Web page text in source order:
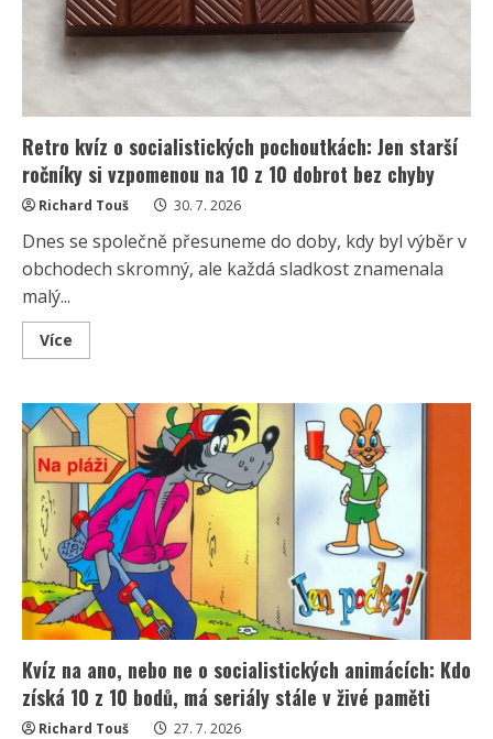
Retro kvíz o socialistických pochoutkách: Jen starší
ročníky si vzpomenou na 10 z 10 dobrot bez chyby
Richard Touš 30. 7. 2026
Dnes se společně přesuneme do doby, kdy byl výběr v
obchodech skromný, ale každá sladkost znamenala
malý...
Více
more
kvíz
o
socialistických
pochoutkách:
Jen
starší
ročníky
si
vzpomenou
na
10
z
10
dobrot
bez
chyby
Kvíz na ano, nebo ne o socialistických animácích: Kdo
získá 10 z 10 bodů, má seriály stále v živé paměti
Richard Touš 27. 7. 2026